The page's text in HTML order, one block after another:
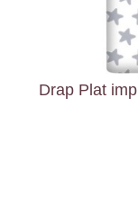
Drap Plat